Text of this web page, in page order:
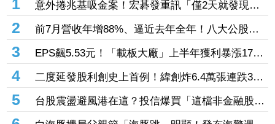
1
意外捲兆基吸金案！宏碁發重訊「僅2天就發現有
問題」辭董座退出經營：內部存在管理缺失
2
前7月營收年增88%、逼近去年全年！八大公股調
節「這檔」13.69億元逾7.4千張
3
EPS飆5.53元！「載板大廠」上半年獲利暴漲177
倍 ABF漲50%、BT漲70%毛利衝高
4
二度延發股利創史上首例！緯創炸6.4萬張連跌3日
登弱勢股王 金管會要求集保、證交所了解
5
台股震盪避風港在這？投信爆買「這檔非金融股」
近7千張居冠 第一金連17買同步上榜